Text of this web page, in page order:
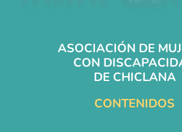
ASOCIACIÓN DE
CON
DE CHICLANA
CONTENIDOS